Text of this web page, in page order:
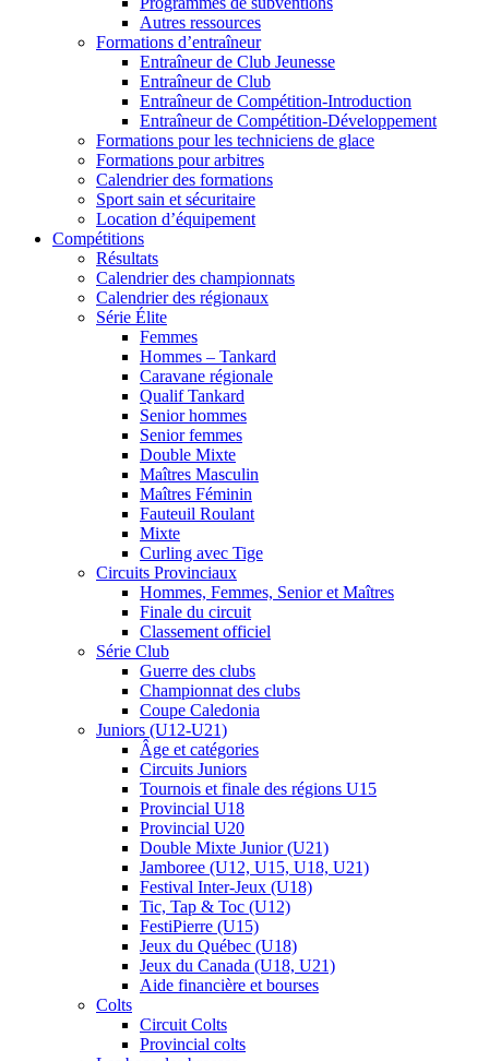
Autres ressources
Formations d’entraîneur
Entraîneur de Club Jeunesse
Entraîneur de Club
Entraîneur de Compétition-Introduction
Entraîneur de Compétition-Développement
Formations pour les techniciens de glace
Formations pour arbitres
Calendrier des formations
Sport sain et sécuritaire
Location d’équipement
Compétitions
Résultats
Calendrier des championnats
Calendrier des régionaux
Série Élite
Femmes
Hommes – Tankard
Caravane régionale
Qualif Tankard
Senior hommes
Senior femmes
Double Mixte
Maîtres Masculin
Maîtres Féminin
Fauteuil Roulant
Mixte
Curling avec Tige
Circuits Provinciaux
Hommes, Femmes, Senior et Maîtres
Finale du circuit
Classement officiel
Série Club
Guerre des clubs
Championnat des clubs
Coupe Caledonia
Juniors (U12-U21)
Âge et catégories
Circuits Juniors
Tournois et finale des régions U15
Provincial U18
Provincial U20
Double Mixte Junior (U21)
Jamboree (U12, U15, U18, U21)
Festival Inter-Jeux (U18)
Tic, Tap & Toc (U12)
FestiPierre (U15)
Jeux du Québec (U18)
Jeux du Canada (U18, U21)
Aide financière et bourses
Colts
Circuit Colts
Provincial colts